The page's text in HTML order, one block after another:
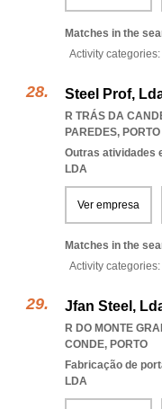
Matches in the
Activity categories:
Steel Prof,
R TRÁS DA
PAREDES, PORTO
Outras atividades
LDA
Ver empresa
Matches in the
Activity categories:
Jfan Steel,
R DO MONTE
CONDE, PORTO
Fabricação de
LDA